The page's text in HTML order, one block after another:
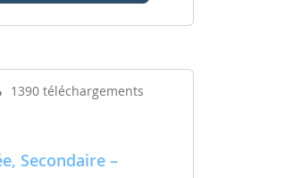
1390 téléchargements
Secondaire –